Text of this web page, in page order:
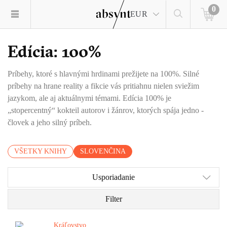
EUR
0
Edícia: 100%
Príbehy, ktoré s hlavnými hrdinami prežijete na 100%. Silné
príbehy na hrane reality a fikcie vás pritiahnu nielen sviežim
jazykom, ale aj aktuálnymi témami. Edícia 100% je
„stopercentný“ kokteil autorov i žánrov, ktorých spája jedno -
človek a jeho silný príbeh.
VŠETKY KNIHY SLOVENČINA
Usporiadanie
Filter